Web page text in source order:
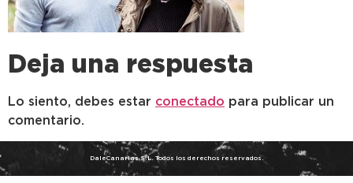
Deja una respuesta
Lo siento, debes estar conectado para publicar un
comentario.
DaleCanarias S.L. Todos los derechos reservados.